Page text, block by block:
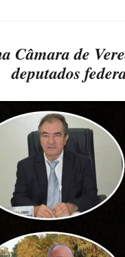
Câmara de
deputados